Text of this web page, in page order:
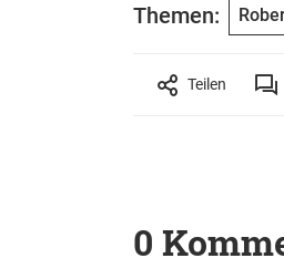
Themen:
Teilen
0